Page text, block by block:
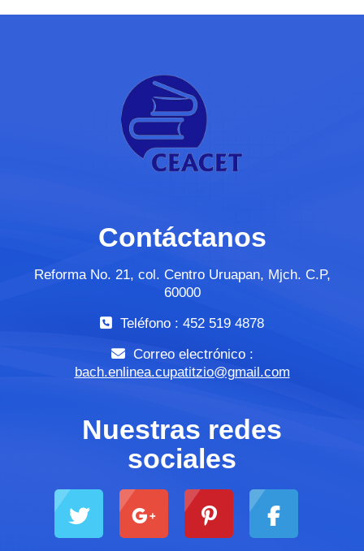
Contáctanos
Reforma No. 21, col. Centro Uruapan, Mjch. C.P,
60000
Teléfono : 452 519 4878
Correo electrónico :
bach.enlinea.cupatitzio@gmail.com
Nuestras redes
sociales